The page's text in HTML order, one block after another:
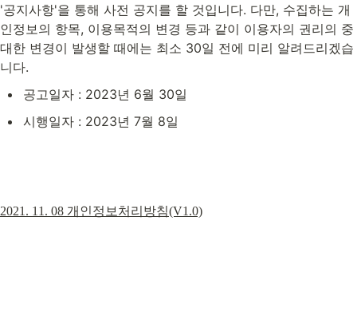
'공지사항'을 통해 사전 공지를 할 것입니다. 다만, 수집하는 개
인정보의 항목, 이용목적의 변경 등과 같이 이용자의 권리의 중
대한 변경이 발생할 때에는 최소 30일 전에 미리 알려드리겠습
니다.
공고일자 : 2023년 6월 30일
시행일자 : 2023년 7월 8일
2021. 11. 08 개인정보처리방침(V1.0)